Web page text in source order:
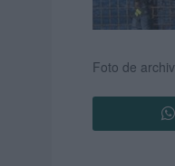
Foto de